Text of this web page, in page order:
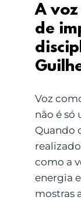
A
de
Voz
não é só
Quando
como a
energia
mostras